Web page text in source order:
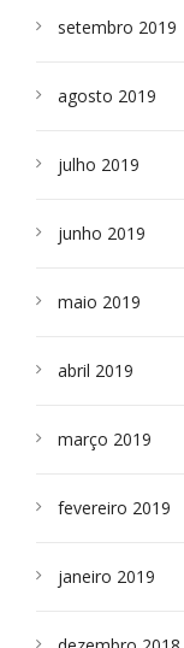
setembro 2019
agosto 2019
julho 2019
junho 2019
maio 2019
abril 2019
março 2019
fevereiro 2019
janeiro 2019